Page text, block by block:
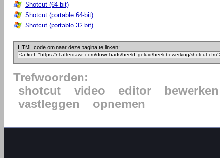
Shotcut (64-bit)
Shotcut (portable 64-bit)
Shotcut (portable 32-bit)
HTML code om naar deze pagina te linken:
Trefwoorden:
shotcut
video editor
bewerken
vastleggen
opnemen